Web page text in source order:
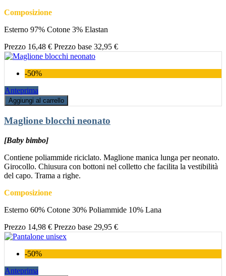
Composizione
Esterno 97% Cotone 3% Elastan
Prezzo 16,48 € Prezzo base 32,95 €
-50%
Anteprima
Aggiungi al carrello
Maglione blocchi neonato
[Baby bimbo]
Contiene poliammide riciclato. Maglione manica lunga per neonato.
Girocollo. Chiusura con bottoni nel colletto che facilita la vestibilità
del capo. Trama a righe.
Composizione
Esterno 60% Cotone 30% Poliammide 10% Lana
Prezzo 14,98 € Prezzo base 29,95 €
-50%
Anteprima